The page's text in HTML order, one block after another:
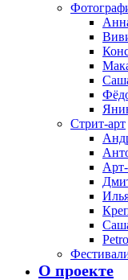
Стрит-арт
О проекте